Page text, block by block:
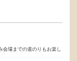
会場までの道のりもお楽し